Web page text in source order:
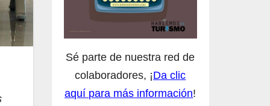
Sé parte de nuestra red de
colaboradores, ¡Da clic
aquí para más información!